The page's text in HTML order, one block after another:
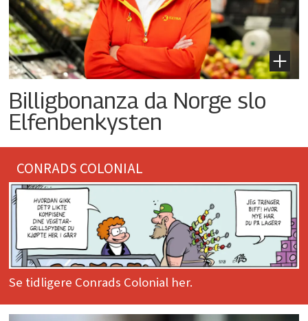
Billigbonanza da Norge slo
Elfenbenkysten
CONRADS COLONIAL
Se tidligere Conrads Colonial her.